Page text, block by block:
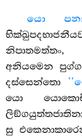
යො
අනියමෙන
දස්සෙන්තො
යො
සු